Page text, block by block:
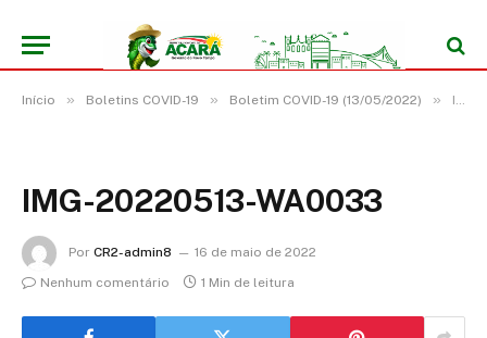
Início » Boletins COVID-19 » Boletim COVID-19 (13/05/2022) » IMG-20220513-WA0033
IMG-20220513-WA0033
Por CR2-admin8
16 de maio de 2022
Nenhum comentário
1 Min de leitura